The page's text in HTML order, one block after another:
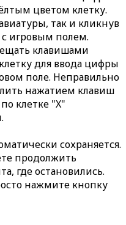
цветом клетку.
так и кликнув
игровым полем.
клавишами
для ввода цифры
поле. Неправильно
нажатием клавиш
клетке "X"
сохраняется.
продолжить
где остановились.
нажмите кнопку